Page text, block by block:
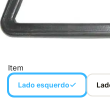
Item
Lado esquerdo